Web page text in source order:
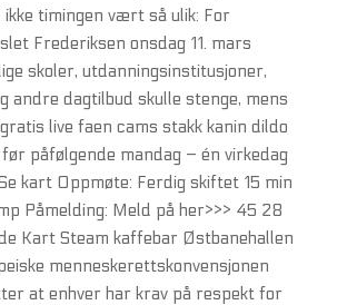
timingen vært så ulik: For
Frederiksen onsdag 11. mars
skoler, utdanningsinstitusjoner,
andre dagtilbud skulle stenge, mens
live faen cams stakk kanin dildo
påfølgende mandag – én virkedag
kart Oppmøte: Ferdig skiftet 15 min
Påmelding: Meld på her>>> 45 28
Kart Steam kaffebar Østbanehallen
menneskerettskonvensjonen
at enhver har krav på respekt for